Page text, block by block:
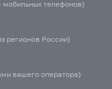
мобильных телефонов)
регионов России)
вашего оператора)